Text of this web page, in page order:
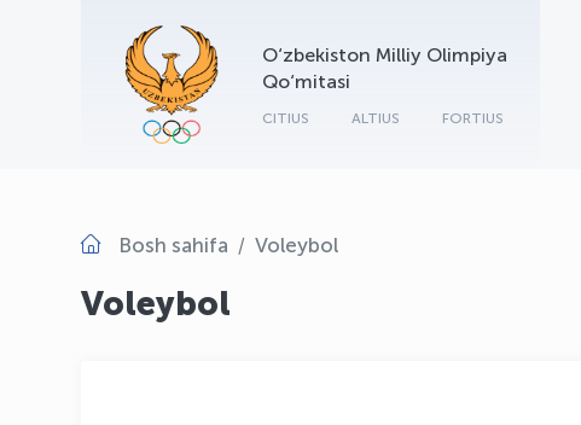
O‘zbekiston Milliy Olimpiya
Qo‘mitasi
CITIUS ALTIUS FORTIUS
Bosh sahifa Voleybol
Voleybol